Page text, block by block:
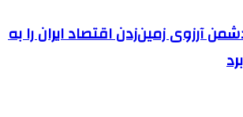
آرزوی زمین‌زدن اقتصاد ایران را به